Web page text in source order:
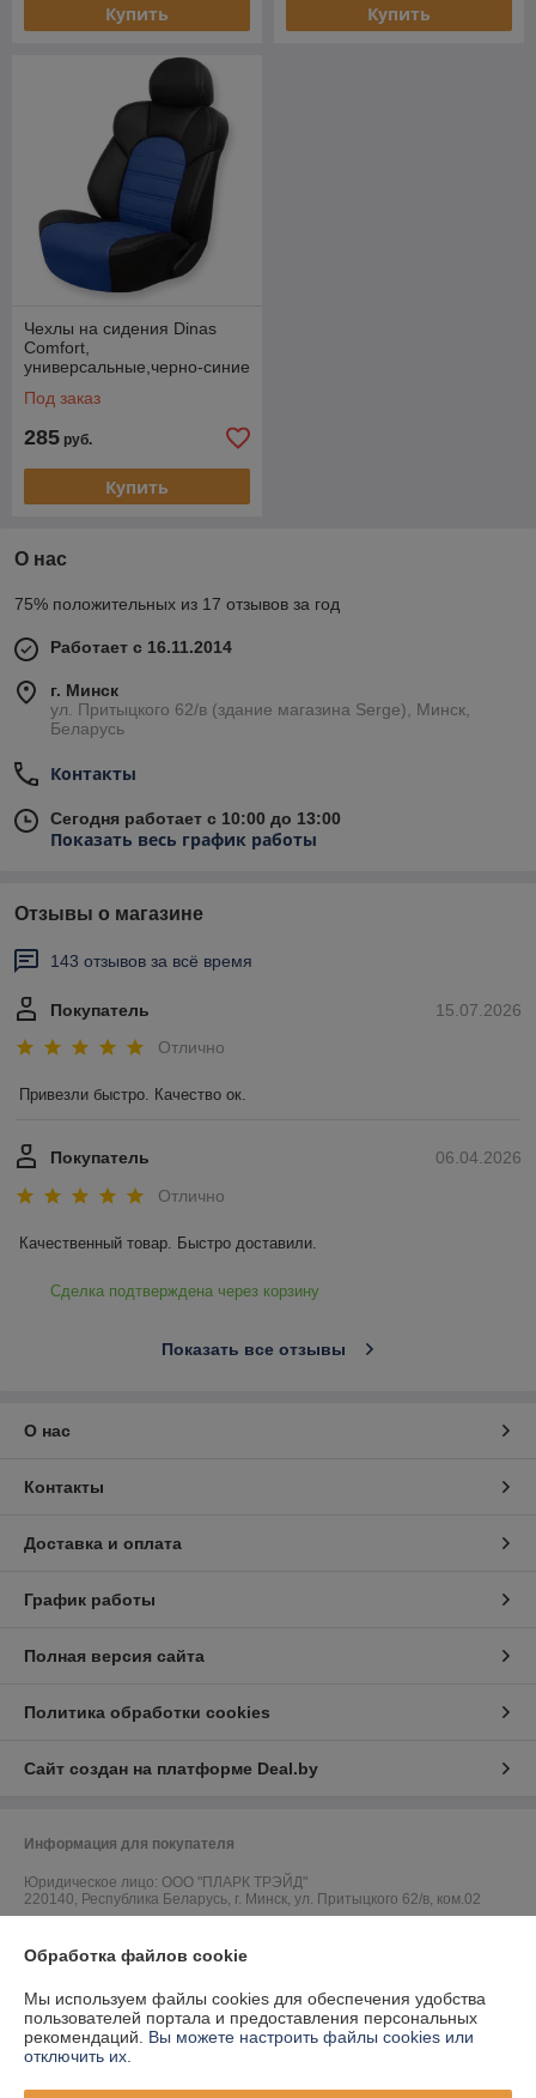
Купить Купить
Чехлы на сидения Dinas
Comfort,
универсальные,черно-синие
Под заказ
285 руб.
Купить
О нас
75% положительных из 17 отзывов за год
Работает с 16.11.2014
г. Минск
ул. Притыцкого 62/в (здание магазина Serge), Минск,
Беларусь
Контакты
Сегодня работает с 10:00 до 13:00
Показать весь график работы
Отзывы о магазине
143 отзывов за всё время
15.07.2026
Покупатель
Отлично
Привезли быстро. Качество ок.
06.04.2026
Покупатель
Отлично
Качественный товар. Быстро доставили.
Сделка подтверждена через корзину
Показать все отзывы
О нас
Контакты
Доставка и оплата
График работы
Полная версия сайта
Политика обработки cookies
Сайт создан на платформе Deal.by
Информация для покупателя
Юридическое лицо: ООО "ПЛАРК ТРЭЙД"
220140, Республика Беларусь, г. Минск, ул. Притыцкого 62/в, ком.02
Регистрационный орган: Администрация Фрунзенского района г.
Обработка файлов cookie
Мы используем файлы cookies для обеспечения удобства
пользователей портала и предоставления персональных
рекомендаций. Вы можете настроить файлы cookies или
отключить их.